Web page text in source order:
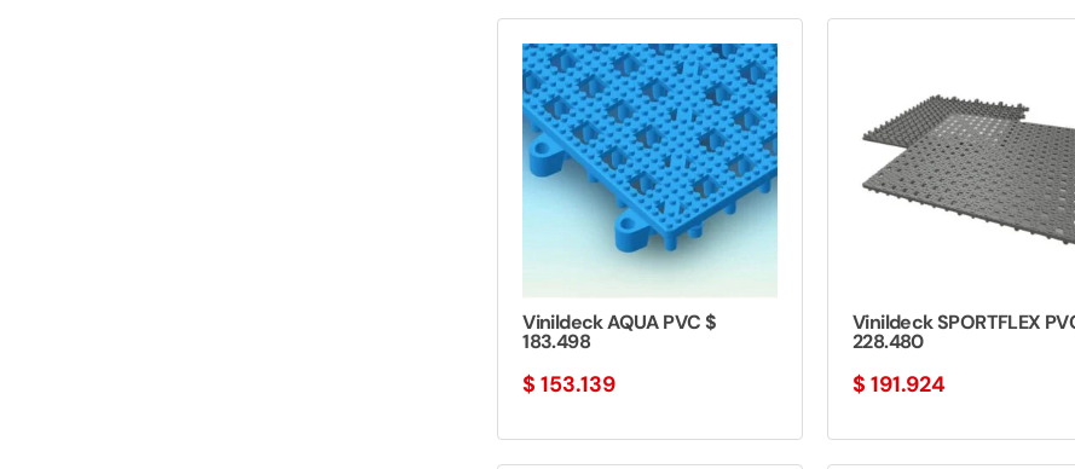
Vinildeck AQUA PVC $
183.498
$ 153.139
Vinildeck SPORTFLEX
228.480
$ 191.924